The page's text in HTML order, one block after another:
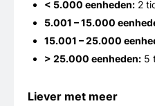
< 5.000 eenheden: 2
5.001 – 15.000
15.001 – 25.000
> 25.000 eenheden: 5
Liever met meer